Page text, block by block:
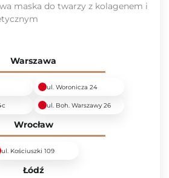
maska do twarzy z kolagenem i
Warszawa
ul. Woronicza 24
ul. Boh. Warszawy 26
Wrocław
ul. Kościuszki 109
Łódź